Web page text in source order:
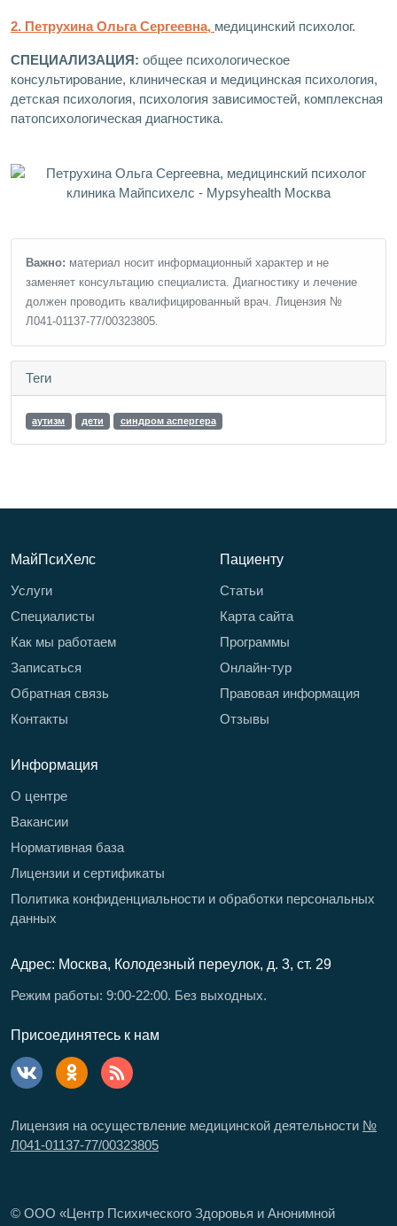
2. Петрухина Ольга Сергеевна, медицинский психолог.
СПЕЦИАЛИЗАЦИЯ: общее психологическое
консультирование, клиническая и медицинская психология,
детская психология, психология зависимостей, комплексная
патопсихологическая диагностика.
Важно: материал носит информационный характер и не
заменяет консультацию специалиста. Диагностику и лечение
должен проводить квалифицированный врач. Лицензия №
Л041-01137-77/00323805.
Теги
аутизм дети синдром аспергера
МайПсиХелс
Услуги
Специалисты
Как мы работаем
Записаться
Обратная связь
Контакты
Пациенту
Статьи
Карта сайта
Программы
Онлайн-тур
Правовая информация
Отзывы
Информация
О центре
Вакансии
Нормативная база
Лицензии и сертификаты
Политика конфиденциальности и обработки персональных
данных
Адрес: Москва, Колодезный переулок, д. 3, ст. 29
Режим работы: 9:00-22:00. Без выходных.
Присоединятесь к нам
Лицензия на осуществление медицинской деятельности №
Л041-01137-77/00323805
© ООО «Центр Психического Здоровья и Анонимной